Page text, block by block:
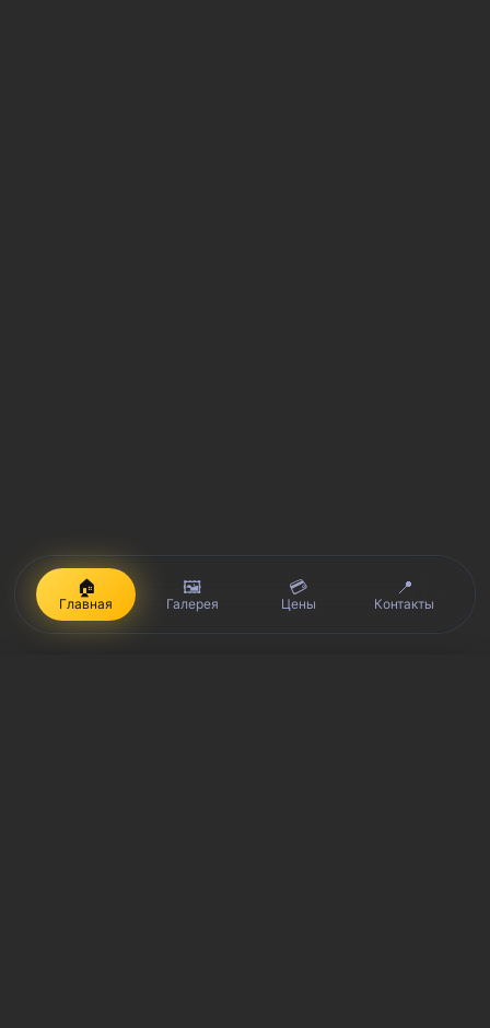
🏠
Главная
🖼️
Галерея
💳
Цены
📍
Контакты